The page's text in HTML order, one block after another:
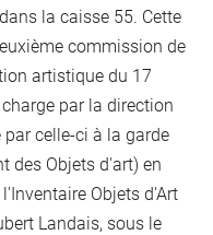
la caisse 55. Cette
commission de
artistique du 17
par la direction
par celle-ci à la garde
des Objets d'art) en
Objets d'Art
Landais, sous le